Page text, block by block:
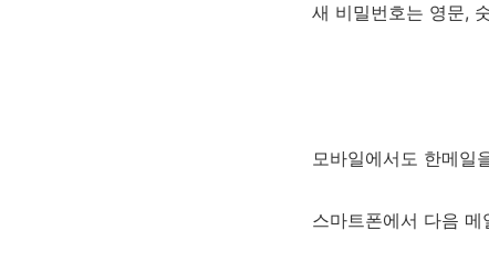
새 비밀번호는 영문,
모바일에서도 한메일
스마트폰에서 다음